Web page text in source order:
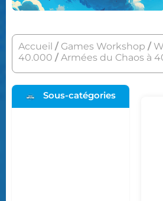
Accueil / Games Workshop /
40.000 /Armées du Chaos à
Sous-catégories